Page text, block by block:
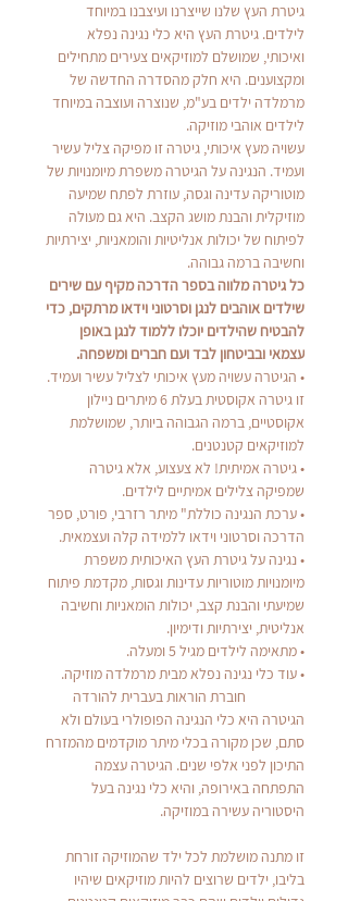
גיטרת העץ שלנו שייצרנו ועיצבנו במיוחד
לילדים. גיטרת העץ היא כלי נגינה נפלא
ואיכותי, שמושלם למוזיקאים צעירים מתחילים
ומקצוענים. היא חלק מהסדרה החדשה של
מרמלדה ילדים בע"מ, שנוצרה ועוצבה במיוחד
לילדים אוהבי מוזיקה.
עשויה מעץ איכותי, גיטרה זו מפיקה צליל עשיר
ועמיד. הנגינה על הגיטרה משפרת מיומנויות של
מוטוריקה עדינה וגסה, עוזרת לפתח שמיעה
מוזיקלית והבנת מושג הקצב. היא גם מעולה
לפיתוח של יכולות אנליטיות והומאניות, יצירתיות
וחשיבה ברמה גבוהה.
כל גיטרה מלווה בספר הדרכה מקיף עם שירים
שילדים אוהבים לנגן וסרטוני וידאו מרתקים, כדי
להבטיח שהילדים יוכלו ללמוד לנגן באופן
עצמאי ובביטחון לבד ועם חברים ומשפחה.
• הגיטרה עשויה מעץ איכותי לצליל עשיר ועמיד.
זו גיטרה אקוסטית בעלת 6 מיתרים ניילון
אקוסטיים, ברמה הגבוהה ביותר, שמושלמת
למוזיקאים קטנטנים.
•גיטרה אמיתית! לא צעצוע, אלא גיטרה
שמפיקה צלילים אמיתיים לילדים.
•ערכת הנגינה כוללת" מיתר רזרבי, פורט, ספר
הדרכה וסרטוני וידאו ללמידה קלה ועצמאית.
•נגינה על גיטרת העץ האיכותית משפרת
מיומנויות מוטוריות עדינות וגסות, מקדמת פיתוח
שמיעתי והבנת קצב, יכולות הומאניות וחשיבה
אנליטית, יצירתיות ודימיון.
•מתאימה לילדים מגיל 5 ומעלה.
• עוד כלי נגינה נפלא מבית מרמלדה מוזיקה.
חוברת הוראות בעברית להורדה
הגיטרה היא כלי הנגינה הפופולרי בעולם ולא
סתם, שכן מקורה בכלי מיתר מוקדמים מהמזרח
התיכון לפני אלפי שנים. הגיטרה עצמה
התפתחה באירופה, והיא כלי נגינה בעל
היסטוריה עשירה במוזיקה.
זו מתנה מושלמת לכל ילד שהמוזיקה זורחת
בליבו, ילדים שרוצים להיות מוזיקאים שיהיו